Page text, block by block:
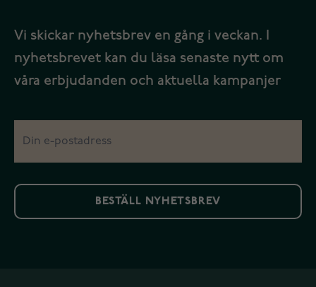
Vi skickar nyhetsbrev en gång i veckan. I
nyhetsbrevet kan du läsa senaste nytt om
våra erbjudanden och aktuella kampanjer
BESTÄLL NYHETSBREV